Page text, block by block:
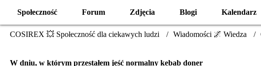
Społeczność Forum Zdjęcia Blogi Kalendarz
COSIREX 💥 Społeczność dla ciekawych ludzi Wiadomości 🌌 Wiedza
W dniu, w którym przestałem jeść normalny kebab doner